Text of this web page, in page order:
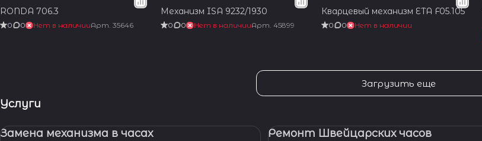
RONDA 706.3
0 0 Нет в наличииАрт. 35646
Механизм ISA 9232/1930
0 0 Нет в наличииАрт.45899
Кварцевый механизм ETA F05.105
0 0 Нет в наличии
Загрузить еще
Услуги
Замена механизма в часах Ремонт Швейцарских часов